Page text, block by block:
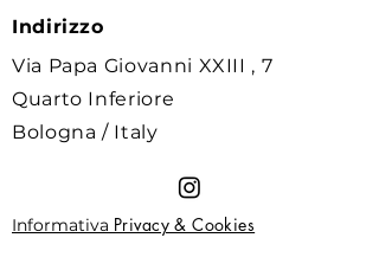
Indirizzo
Via Papa Giovanni XXIII , 7
Quarto Inferiore
Bologna / Italy
Informativa Privacy & Cookies